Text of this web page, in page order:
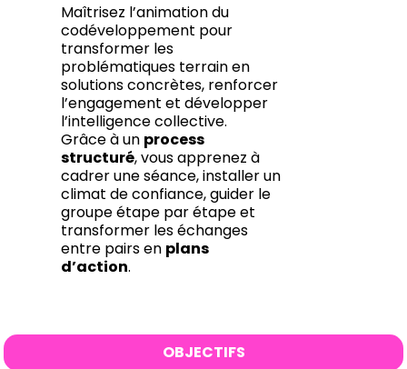
Maîtrisez l’animation du
codéveloppement pour
transformer les
problématiques terrain en
solutions concrètes, renforcer
l’engagement et développer
l’intelligence collective.
Grâce à un process
structuré, vous apprenez à
cadrer une séance, installer un
climat de confiance, guider le
groupe étape par étape et
transformer les échanges
entre pairs en plans
d’action.
OBJECTIFS